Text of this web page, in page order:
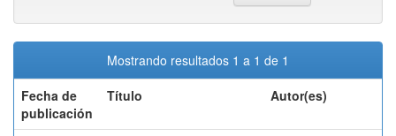
Mostrando resultados 1 a 1 de 1
Fecha de
publicación
Título Autor(es)